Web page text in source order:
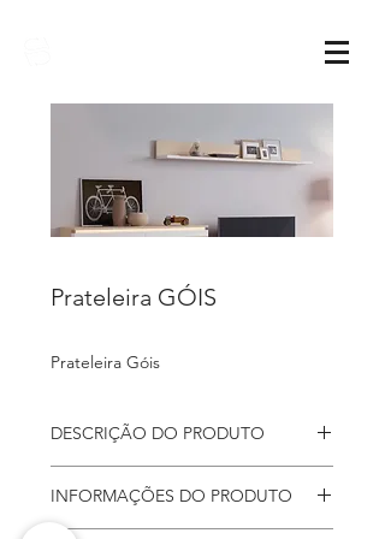
Prateleira GÓIS
Prateleira Góis
DESCRIÇÃO DO PRODUTO
complementa na perfeição a
composição da sua sala.
INFORMAÇÕES DO PRODUTO